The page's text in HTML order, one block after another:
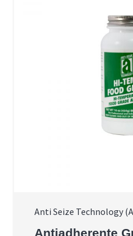
Anti Seize Technology
Antiadherente